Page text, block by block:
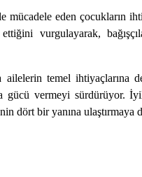
eden çocukların
vurgulayarak,
temel ihtiyaçlarına
vermeyi sürdürüyor.
dört bir yanına ulaştırmaya